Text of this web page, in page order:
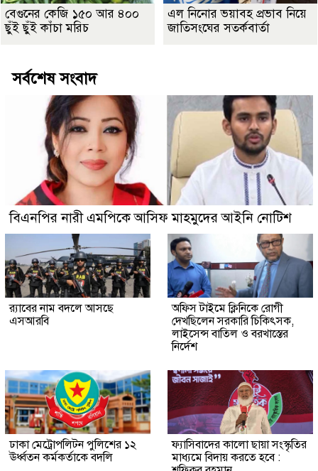
বেগুনের কেজি ১৫০ আর ৪০০
ছুঁই ছুঁই কাঁচা মরিচ
এল নিনোর ভয়াবহ প্রভাব নিয়ে
জাতিসংঘের সতর্কবার্তা
সর্বশেষ সংবাদ
বিএনপির নারী এমপিকে আসিফ মাহমুদের আইনি নোটিশ
র‍্যাবের নাম বদলে আসছে
এসআরবি
অফিস টাইমে ক্লিনিকে রোগী
দেখছিলেন সরকারি চিকিৎসক,
লাইসেন্স বাতিল ও বরখাস্তের
নির্দেশ
ঢাকা মেট্রোপলিটন পুলিশের ১২
ঊর্ধ্বতন কর্মকর্তাকে বদলি
ফ্যাসিবাদের কালো ছায়া সংস্কৃতির
মাধ্যমে বিদায় করতে হবে :